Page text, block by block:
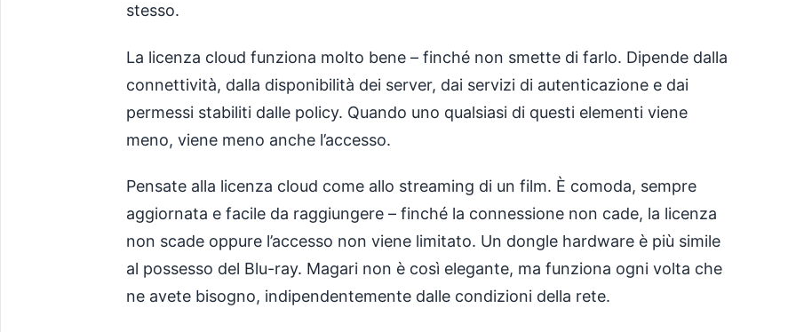
stesso.
La licenza cloud funziona molto bene – finché non smette di farlo. Dipende dalla
connettività, dalla disponibilità dei server, dai servizi di autenticazione e dai
permessi stabiliti dalle policy. Quando uno qualsiasi di questi elementi viene
meno, viene meno anche l’accesso.
Pensate alla licenza cloud come allo streaming di un film. È comoda, sempre
aggiornata e facile da raggiungere – finché la connessione non cade, la licenza
non scade oppure l’accesso non viene limitato. Un dongle hardware è più simile
al possesso del Blu-ray. Magari non è così elegante, ma funziona ogni volta che
ne avete bisogno, indipendentemente dalle condizioni della rete.